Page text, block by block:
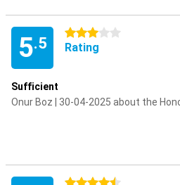
5.5
3 stars
Rating
Sufficient
Onur Boz | 30-04-2025 about the